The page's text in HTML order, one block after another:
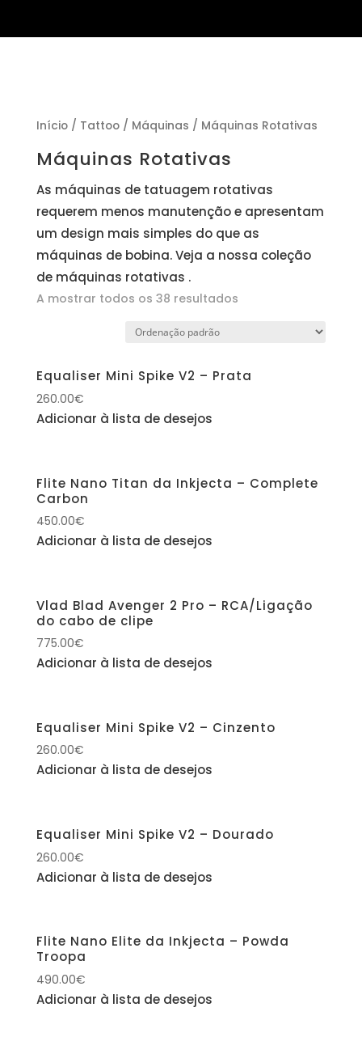
Início/ Tattoo/ Máquinas / Máquinas Rotativas
Máquinas Rotativas
As máquinas de tatuagem rotativas
requerem menos manutenção e apresentam
um design mais simples do que as
máquinas de bobina. Veja a nossa coleção
de máquinas rotativas .
A mostrar todos os 38 resultados
Equaliser Mini Spike V2 – Prata
260.00€
Adicionar à lista de desejos
Flite Nano Titan da Inkjecta – Complete
Carbon
450.00€
Adicionar à lista de desejos
Vlad Blad Avenger 2 Pro – RCA/Ligação
do cabo de clipe
775.00€
Adicionar à lista de desejos
Equaliser Mini Spike V2 – Cinzento
260.00€
Adicionar à lista de desejos
Equaliser Mini Spike V2 – Dourado
260.00€
Adicionar à lista de desejos
Flite Nano Elite da Inkjecta – Powda
Troopa
490.00€
Adicionar à lista de desejos